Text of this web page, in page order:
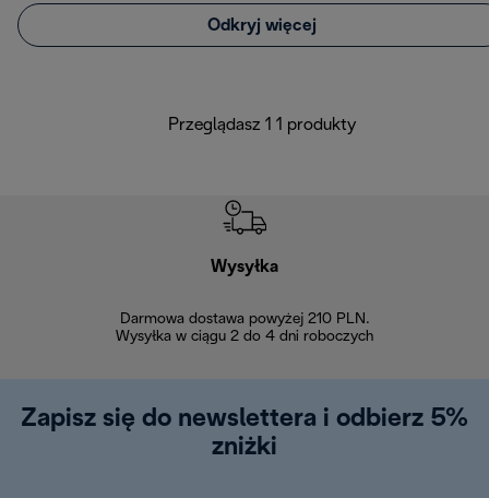
Odkryj więcej
Przeglądasz 1 1 produkty
Wysyłka
Darmowa dostawa powyżej 210 PLN.
Wysyłka w ciągu 2 do 4 dni roboczych
Zapisz się do newslettera i odbierz 5%
zniżki